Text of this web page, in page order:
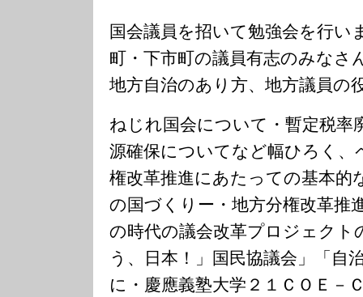
国会議員を招いて勉強会を行い
町・下市町の議員有志のみなさ
地方自治のあり方、地方議員の
ねじれ国会について・暫定税率
源確保についてなど幅ひろく、
権改革推進にあたっての基本的
の国づくりー・地方分権改革推
の時代の議会改革プロジェクト
う、日本！」国民協議会」「自
に・慶應義塾大学２１ＣＯＥ－